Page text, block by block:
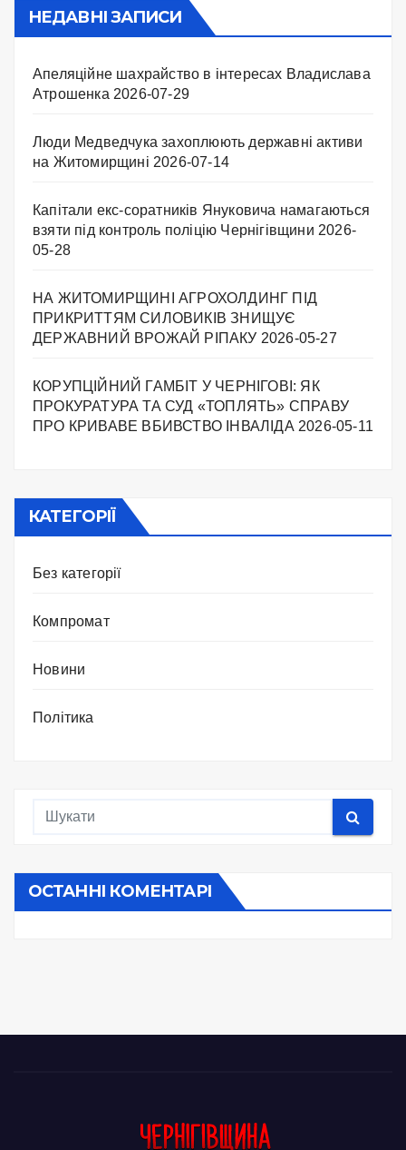
НЕДАВНІ ЗАПИСИ
Апеляційне шахрайство в інтересах Владислава
Атрошенка 2026-07-29
Люди Медведчука захоплюють державні активи
на Житомирщині 2026-07-14
Капітали екс-соратників Януковича намагаються
взяти під контроль поліцію Чернігівщини 2026-
05-28
НА ЖИТОМИРЩИНІ АГРОХОЛДИНГ ПІД
ПРИКРИТТЯМ СИЛОВИКІВ ЗНИЩУЄ
ДЕРЖАВНИЙ ВРОЖАЙ РІПАКУ ​ 2026-05-27
КОРУПЦІЙНИЙ ГАМБІТ У ЧЕРНІГОВІ: ЯК
ПРОКУРАТУРА ТА СУД «ТОПЛЯТЬ» СПРАВУ
ПРО КРИВАВЕ ВБИВСТВО ІНВАЛІДА 2026-05-11
КАТЕГОРІЇ
Без категорії
Компромат
Новини
Політика
ОСТАННІ КОМЕНТАРІ